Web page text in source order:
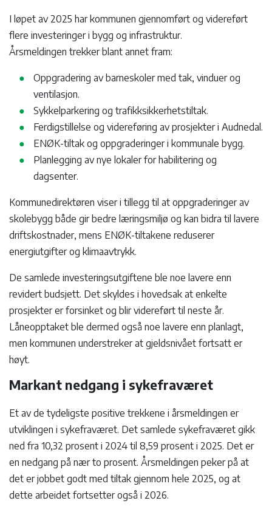
I løpet av 2025 har kommunen gjennomført og videreført
flere investeringer i bygg og infrastruktur.
Årsmeldingen trekker blant annet fram:
Oppgradering av barneskoler med tak, vinduer og
ventilasjon.
Sykkelparkering og trafikksikkerhetstiltak.
Ferdigstillelse og videreføring av prosjekter i Audnedal.
ENØK-tiltak og oppgraderinger i kommunale bygg.
Planlegging av nye lokaler for habilitering og
dagsenter.
Kommunedirektøren viser i tillegg til at oppgraderinger av
skolebygg både gir bedre læringsmiljø og kan bidra til lavere
driftskostnader, mens ENØK-tiltakene reduserer
energiutgifter og klimaavtrykk.
De samlede investeringsutgiftene ble noe lavere enn
revidert budsjett. Det skyldes i hovedsak at enkelte
prosjekter er forsinket og blir videreført til neste år.
Låneopptaket ble dermed også noe lavere enn planlagt,
men kommunen understreker at gjeldsnivået fortsatt er
høyt.
Markant nedgang i sykefraværet
Et av de tydeligste positive trekkene i årsmeldingen er
utviklingen i sykefraværet. Det samlede sykefraværet gikk
ned fra 10,32 prosent i 2024 til 8,59 prosent i 2025. Det er
en nedgang på nær to prosent. Årsmeldingen peker på at
det er jobbet godt med tiltak gjennom hele 2025, og at
dette arbeidet fortsetter også i 2026.